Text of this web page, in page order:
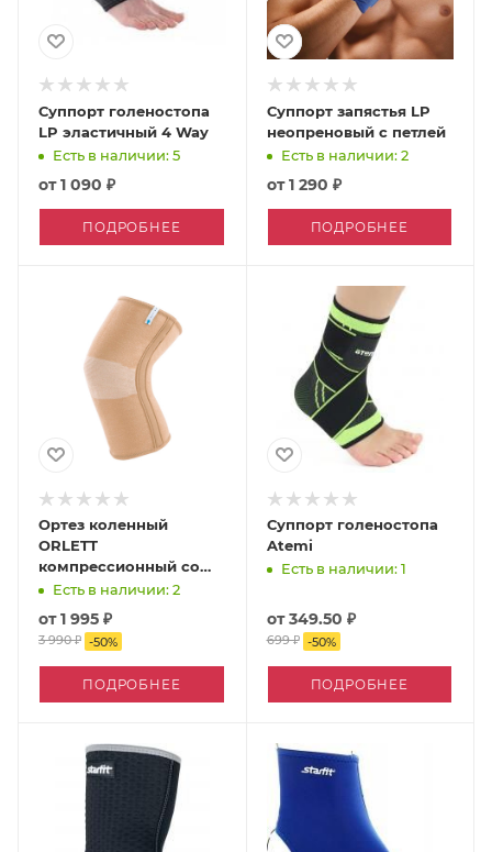
Суппорт голеностопа
LP эластичный 4 Way
Есть в наличии: 5
от1 090 ₽
ПОДРОБНЕЕ
Суппорт запястья LP
неопреновый с петлей
Есть в наличии: 2
от1 290 ₽
ПОДРОБНЕЕ
Ортез коленный
ORLETT
компрессионный со
стейсами
Есть в наличии: 2
от1 995 ₽
3 990 ₽ -50%
ПОДРОБНЕЕ
Суппорт голеностопа
Atemi
Есть в наличии: 1
от349.50 ₽
699 ₽ -50%
ПОДРОБНЕЕ